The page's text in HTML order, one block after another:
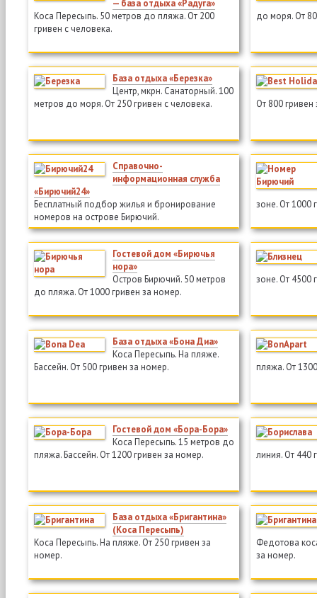
— база отдыха «Радуга»
Коса Пересыпь. 50 метров до пляжа. От 200
гривен с человека.
до моря. От
База отдыха «Березка»
Центр, мкрн. Санаторный. 100
метров до моря. От 250 гривен с человека.
От 800
Справочно-
информационная служба
«Бирючий24»
Бесплатный подбор жилья и бронирование
номеров на острове Бирючий.
зоне. От 1000
Гостевой дом «Бирючья
нора»
Остров Бирючий. 50 метров
до пляжа. От 1000 гривен за номер.
зоне. От 4500
База отдыха «Бона Диа»
Коса Пересыпь. На пляже.
Бассейн. От 500 гривен за номер.
пляжа. От
Гостевой дом «Бора-Бора»
Коса Пересыпь. 15 метров до
пляжа. Бассейн. От 1200 гривен за номер.
линия. От 440
База отдыха «Бригантина»
(Коса Пересыпь)
Коса Пересыпь. На пляже. От 250 гривен за
номер.
Федотова
за номер.